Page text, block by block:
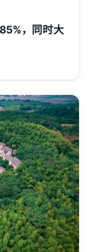
，同时大